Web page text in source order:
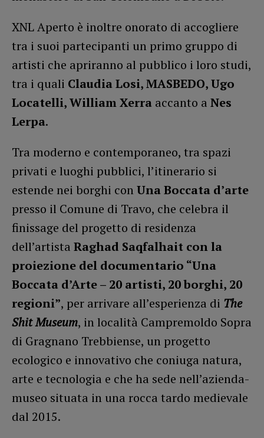
XNL Aperto è inoltre onorato di accogliere
tra i suoi partecipanti un primo gruppo di
artisti che apriranno al pubblico i loro studi,
tra i quali Claudia Losi, MASBEDO, Ugo
Locatelli, WilliamXerra accanto a Nes
Lerpa.
Tra moderno e contemporaneo, tra spazi
privati e luoghi pubblici, l’itinerario si
estende nei borghi conUna Boccata d’arte
presso il Comune di Travo, che celebra il
finissage del progetto di residenza
dell’artista Raghad Saqfalhait con la
proiezione del documentario “Una
Boccata d’Arte – 20 artisti, 20 borghi, 20
regioni”, per arrivare all’esperienza di The
Shit Museum, in località Campremoldo Sopra
di Gragnano Trebbiense, un progetto
ecologico e innovativo che coniuga natura,
arte e tecnologia e che ha sede nell’azienda-
museo situata in una rocca tardo medievale
dal 2015.